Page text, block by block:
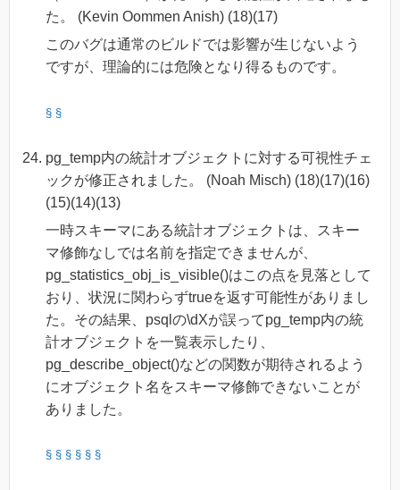
た。 (Kevin Oommen Anish) (18)(17)
このバグは通常のビルドでは影響が生じないよう
ですが、理論的には危険となり得るものです。
§ §
pg_temp内の統計オブジェクトに対する可視性チェ
ックが修正されました。 (Noah Misch) (18)(17)(16)
(15)(14)(13)
一時スキーマにある統計オブジェクトは、スキー
マ修飾なしでは名前を指定できませんが、
pg_statistics_obj_is_visible()はこの点を見落として
おり、状況に関わらずtrueを返す可能性がありまし
た。その結果、psqlの\dXが誤ってpg_temp内の統
計オブジェクトを一覧表示したり、
pg_describe_object()などの関数が期待されるよう
にオブジェクト名をスキーマ修飾できないことが
ありました。
§ § § § § §